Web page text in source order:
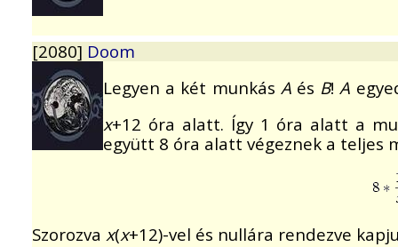
[2080] Doom
Legyen a két munkás Aés B!A
x+12 óra alatt. Így 1 óra alatt a
együtt 8 óra alatt végeznek a teljes
Szorozva x(x+12)-vel és nullára rendezve